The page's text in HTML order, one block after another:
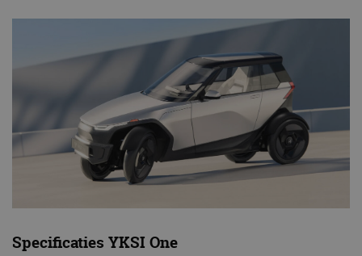
Specificaties YKSI One